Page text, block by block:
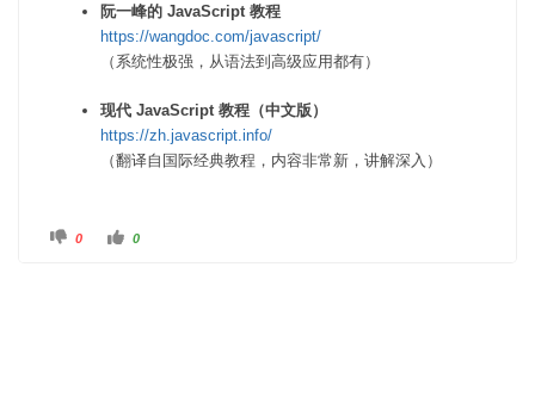
阮一峰的 JavaScript 教程
https://wangdoc.com/javascript/
（系统性极强，从语法到高级应用都有）
现代 JavaScript 教程（中文版）
https://zh.javascript.info/
（翻译自国际经典教程，内容非常新，讲解深入）
踩
。
0
赞
。
0